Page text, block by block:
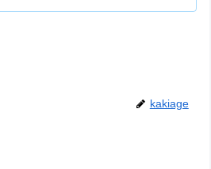
kakiage